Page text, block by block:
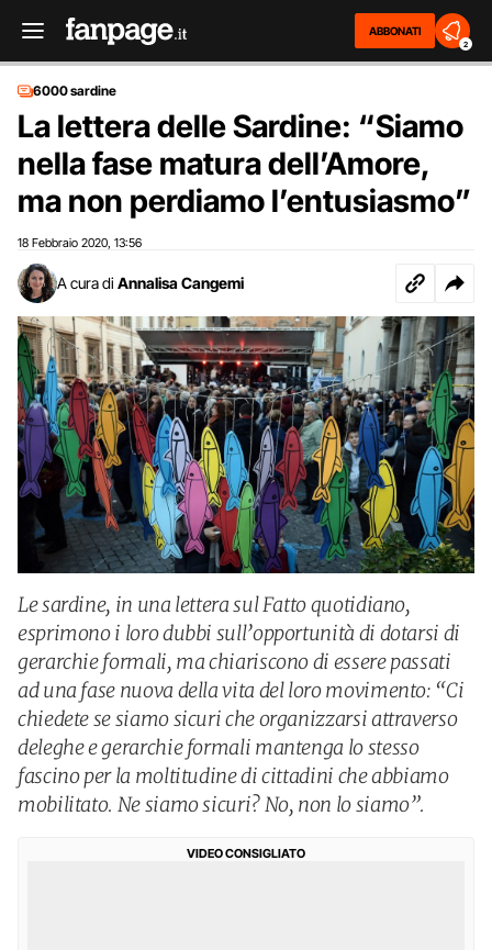
ABBONATI
2
6000 sardine
La lettera delle Sardine: “Siamo
nella fase matura dell’Amore,
ma non perdiamo l’entusiasmo”
18 Febbraio 2020 13:56
A cura di Annalisa Cangemi
Le sardine, in una lettera sul Fatto quotidiano,
esprimono i loro dubbi sull’opportunità di dotarsi di
gerarchie formali, ma chiariscono di essere passati
ad una fase nuova della vita del loro movimento: “Ci
chiedete se siamo sicuri che organizzarsi attraverso
deleghe e gerarchie formali mantenga lo stesso
fascino per la moltitudine di cittadini che abbiamo
mobilitato. Ne siamo sicuri? No, non lo siamo”.
VIDEO CONSIGLIATO